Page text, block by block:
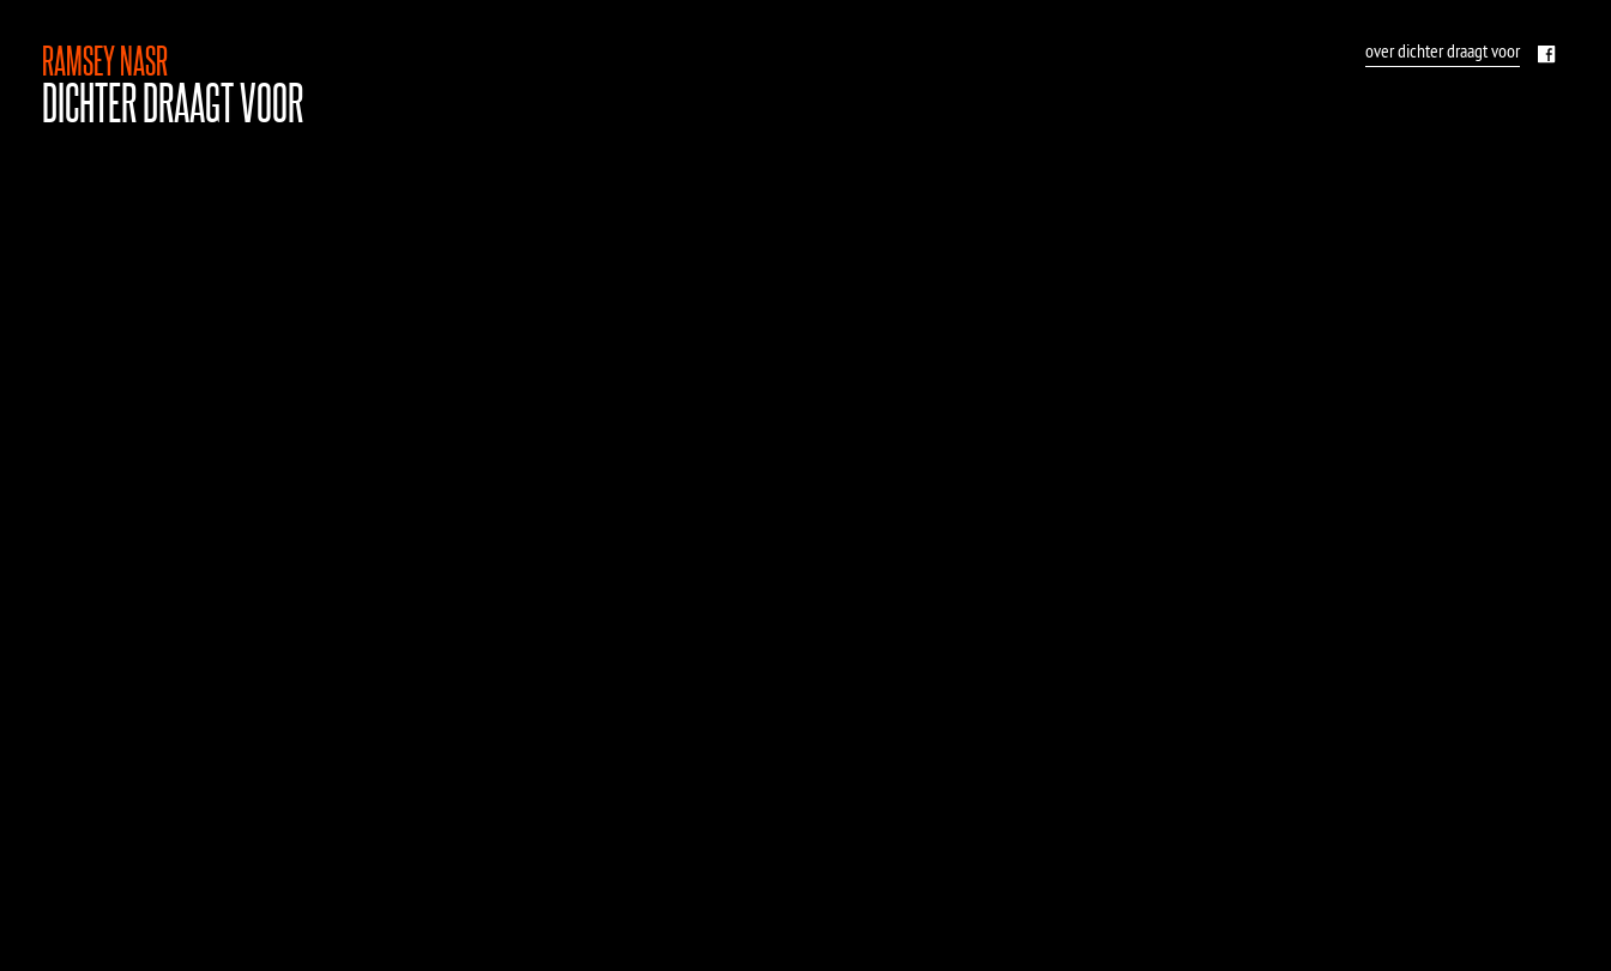
RAMSEY NASR
DICHTER DRAAGT VOOR
over dichter draagt voor